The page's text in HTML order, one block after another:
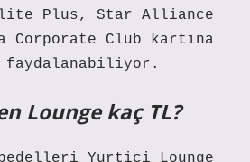
Plus, Star Alliance
Corporate Club kartına
Lounge kaç TL?
Yurtiçi Lounge